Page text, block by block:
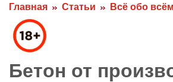
Главная Статьи Всё обо всём
Бетон от